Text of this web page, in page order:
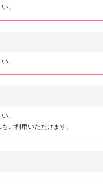
。
。
。
ご利用いただけます。